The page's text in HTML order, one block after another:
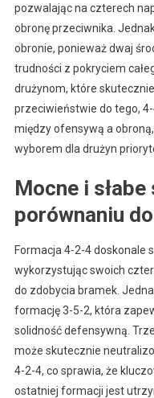
pozwalając na czterech
obronę przeciwnika.
obronie, ponieważ dwaj
trudności z pokryciem
drużynom, które
przeciwieństwie do tego,
między ofensywą a
wyborem dla drużyn
Mocne i
porównaniu
Formacja 4-2-4 doskonale
wykorzystując swoich
do zdobycia bramek.
formację 3-5-2, która
solidność defensywną.
może skutecznie
4-2-4, co sprawia, że
ostatniej formacji jest